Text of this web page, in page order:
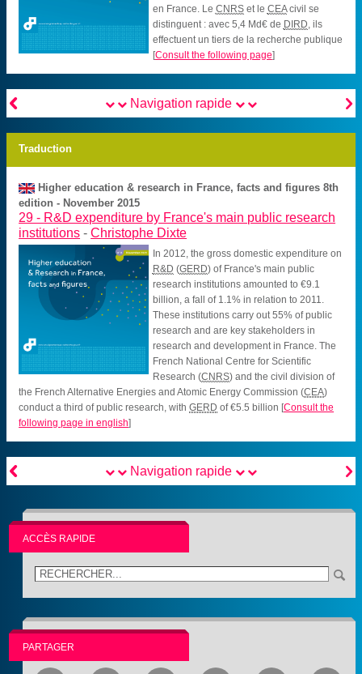
en France. Le CNRSet le CEAcivil se
distinguent : avec 5,4 Md€ de DIRD , ils
effectuent un tiers de la recherche publique
[Consult the following page]
 
Navigation rapide
Traduction
Higher education & research in France, facts and figures 8th
edition - November 2015
29 - R&D expenditure by France's main public research
institutions -Christophe Dixte
In 2012, the gross domestic expenditure on
R&D (GERD) of France's main public
research institutions amounted to €9.1
billion, a fall of 1.1% in relation to 2011.
These institutions carry out 55% of public
research and are key stakeholders in
research and development in France. The
French National Centre for Scientific
Research (CNRS) and the civil division of
the French Alternative Energies and Atomic Energy Commission (CEA)
conduct a third of public research, withGERD of €5.5 billion [Consult the
following page in english]
 
Navigation rapide
ACCÈS RAPIDE
PARTAGER